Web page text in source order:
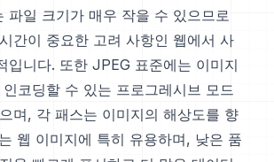
파일 크기가 매우 작을 수 있으므로
간이 중요한 고려 사항인 웹에서 사
입니다. 또한 JPEG 표준에는 이미지
코딩할 수 있는 프로그레시브 모드
며, 각 패스는 이미지의 해상도를 향
웹 이미지에 특히 유용하며, 낮은 품